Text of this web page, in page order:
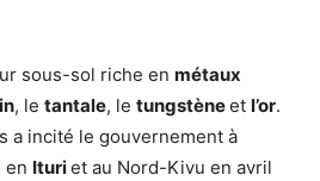
sous-sol riche en métaux
, le tantale, le tungstèneet l’or.
a incité le gouvernement à
en Ituriet au Nord-Kivu en avril